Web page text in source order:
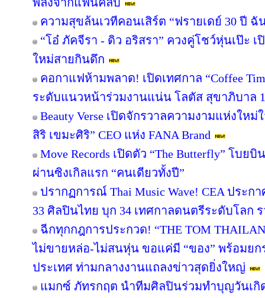
ความสุขล้นเวทีคอนเสิร์ต “ฟรายเดย์ 30 ปี
“โอ๋ ภัคจีรา - ดิว อริสรา” ควงคู่โชว์หุ่นเป๊ะ เ
ใหม่สายกินดึก
คอกาแฟห้ามพลาด! เปิดเทศกาล “Coffee
ระดับแนวหน้าร่วมงานแน่น โลตัส สุขาภิบาล
Beauty Verse เปิดจักรวาลความงามแห่งให
สิริ เขมะศิริ” CEO แห่ง FANA Brand
Move Records เปิดตัว “The Butterfly” โบ
ผ่านซิงเกิลแรก “คนเดียวทั้งปี”
ปรากฏการณ์ Thai Music Wave! CEA ประกา
33 ศิลปินไทย บุก 34 เทศกาลดนตรีระดับโลก
ฉีกทุกกฎการประกวด! “THE TOM
ไม่ขายหล่อ-ไม่สนหุ่น ขอแค่มี “ของ” พร้อมย
ประเทศ ท่ามกลางงานแถลงข่าวสุดยิ่งใหญ่
แมกซ์ ภัทรกฤต นำทีมศิลปินร่วมทำบุญวันเกิ